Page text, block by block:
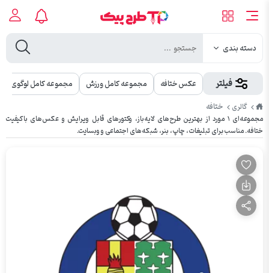
دسته بندی
فیلتر عکس ختافه مجموعه کامل ورزش
مجموعه کامل لوگوی
طرح
پیک
گالری ختافه
مجموعه‌ای ۱ مورد از بهترین طرح‌های لایه‌باز، وکتورهای قابل ویرایش و عکس‌های باکیفیت
ختافه. مناسب برای تبلیغات، چاپ، بنر، شبکه‌های اجتماعی و وبسایت.